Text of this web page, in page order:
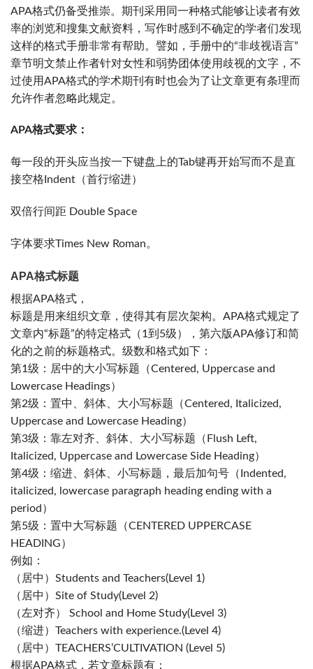
APA格式仍备受推崇。期刊采用同一种格式能够让读者有效
率的浏览和搜集文献资料，写作时感到不确定的学者们发现
这样的格式手册非常有帮助。譬如，手册中的“非歧视语言”
章节明文禁止作者针对女性和弱势团体使用歧视的文字，不
过使用APA格式的学术期刊有时也会为了让文章更有条理而
允许作者忽略此规定。
APA格式要求：
每一段的开头应当按一下键盘上的Tab键再开始写而不是直
接空格Indent（首行缩进）
双倍行间距 Double Space
字体要求Times New Roman。
APA格式标题
根据APA格式，
标题是用来组织文章，使得其有层次架构。APA格式规定了
文章内“标题”的特定格式（1到5级），第六版APA修订和简
化的之前的标题格式。级数和格式如下：
第1级 ：居中的大小写标题（Centered, Uppercase and
Lowercase Headings）
第2级：置中、 斜体 、大小写标题（Centered, Italicized,
Uppercase and Lowercase Heading）
第3级：靠左对齐、斜体、大小写标题（Flush Left,
Italicized, Uppercase and Lowercase Side Heading）
第4级：缩进、斜体、 小写标题，最后加句号（Indented,
italicized, lowercase paragraph heading ending with a
period）
第5级：置中大写标题（CENTERED UPPERCASE
HEADING）
例如：
（居中） Students and Teachers(Level 1)
（居中） Site of Study(Level 2)
（左对齐） School and Home Study(Level 3)
（缩进） Teachers with experience.(Level 4)
（居中）TEACHERS’CULTIVATION (Level 5)
根据APA格式，若文章标题有：